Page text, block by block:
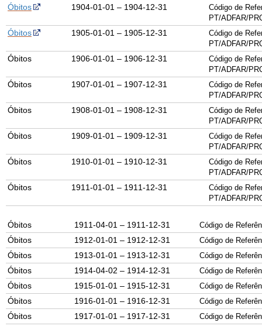
Óbitos 1904-01-01 – 1904-12-31
Código de
PT/ADFAR/
Óbitos 1905-01-01 – 1905-12-31
Código de
PT/ADFAR/
Óbitos 1906-01-01 – 1906-12-31
Código de
PT/ADFAR/
Óbitos 1907-01-01 – 1907-12-31
Código de
PT/ADFAR/
Óbitos 1908-01-01 – 1908-12-31
Código de
PT/ADFAR/
Óbitos 1909-01-01 – 1909-12-31
Código de
PT/ADFAR/
Óbitos 1910-01-01 – 1910-12-31
Código de
PT/ADFAR/
Óbitos 1911-01-01 – 1911-12-31
Código de
PT/ADFAR/
Óbitos 1911-04-01 – 1911-12-31 Código de
Óbitos 1912-01-01 – 1912-12-31 Código de
Óbitos 1913-01-01 – 1913-12-31 Código de
Óbitos 1914-04-02 – 1914-12-31 Código de
Óbitos 1915-01-01 – 1915-12-31 Código de
Óbitos 1916-01-01 – 1916-12-31 Código de
Óbitos 1917-01-01 – 1917-12-31 Código de